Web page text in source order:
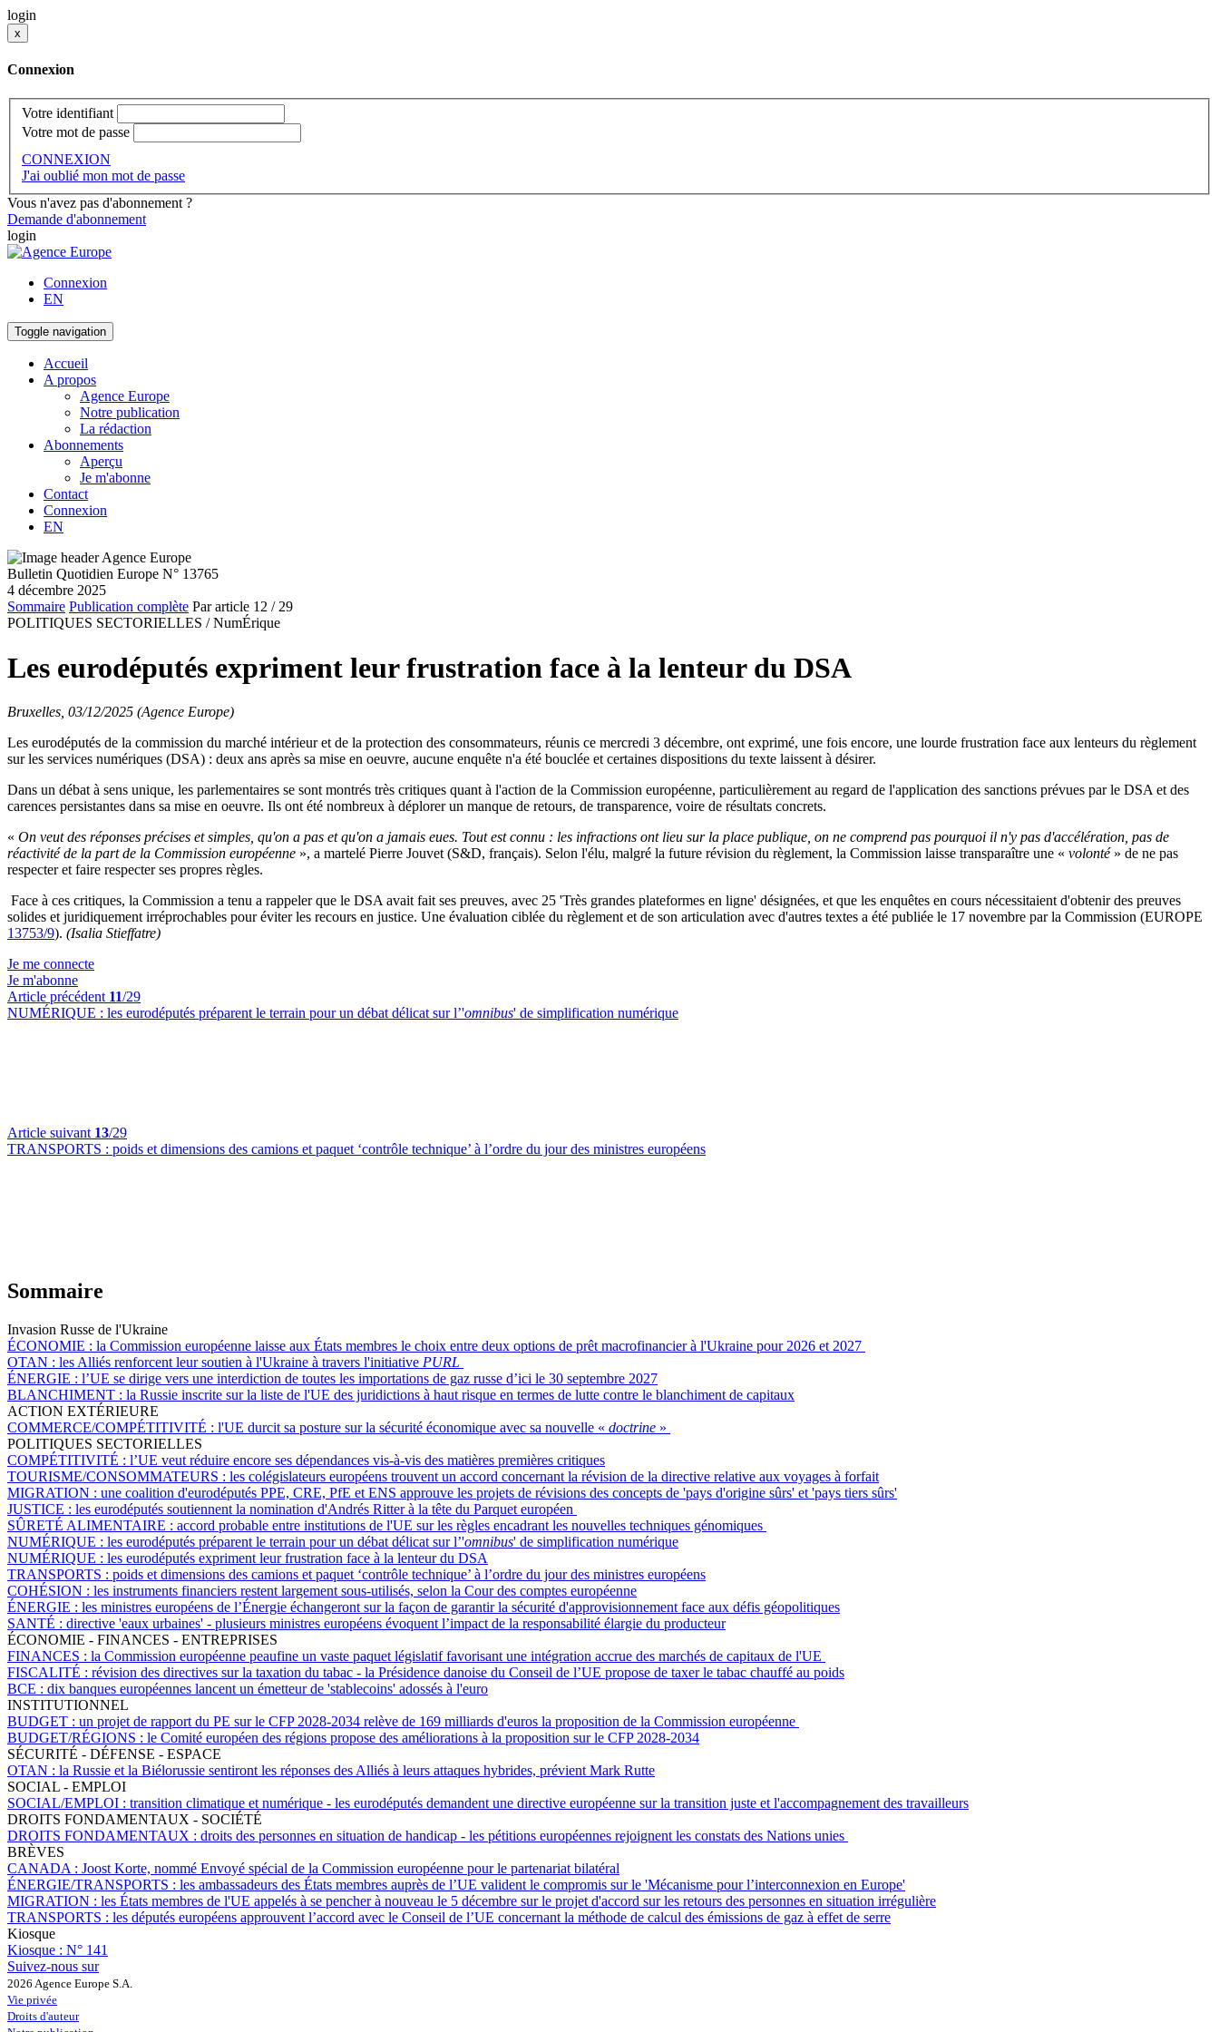
login
x
Connexion
Votre identifiant
Votre mot de passe
CONNEXION
J'ai oublié mon mot de passe
Vous n'avez pas d'abonnement ?
Demande d'abonnement
login
Connexion
EN
Toggle navigation
Accueil
A propos
Agence Europe
Notre publication
La rédaction
Abonnements
Aperçu
Je m'abonne
Contact
Connexion
EN
Bulletin Quotidien Europe N° 13765
4 décembre 2025
Sommaire Publication complète Par article 12 / 29
POLITIQUES SECTORIELLES / NumÉrique
Les eurodéputés expriment leur frustration face à la lenteur du DSA
Bruxelles, 03/12/2025 (Agence Europe)
Les eurodéputés de la commission du marché intérieur et de la protection des consommateurs, réunis ce mercredi 3 décembre, ont exprimé, une fois encore, une lourde frustration face aux lenteurs du règlement
sur les services numériques (DSA) : deux ans après sa mise en oeuvre, aucune enquête n'a été bouclée et certaines dispositions du texte laissent à désirer.
Dans un débat à sens unique, les parlementaires se sont montrés très critiques quant à l'action de la Commission européenne, particulièrement au regard de l'application des sanctions prévues par le DSA et des
carences persistantes dans sa mise en oeuvre. Ils ont été nombreux à déplorer un manque de retours, de transparence, voire de résultats concrets.
« On veut des réponses précises et simples, qu'on a pas et qu'on a jamais eues. Tout est connu : les infractions ont lieu sur la place publique, on ne comprend pas pourquoi il n'y pas d'accélération, pas de
réactivité de la part de la Commission européenne », a martelé Pierre Jouvet (S&D, français). Selon l'élu, malgré la future révision du règlement, la Commission laisse transparaître une « volonté » de ne pas
respecter et faire respecter ses propres règles.
Face à ces critiques, la Commission a tenu a rappeler que le DSA avait fait ses preuves, avec 25 'Très grandes plateformes en ligne' désignées, et que les enquêtes en cours nécessitaient d'obtenir des preuves
solides et juridiquement irréprochables pour éviter les recours en justice. Une évaluation ciblée du règlement et de son articulation avec d'autres textes a été publiée le 17 novembre par la Commission (EUROPE
13753/9). (Isalia Stieffatre)
Je me connecte
Je m'abonne
Article précédent 11/29
NUMÉRIQUE : les eurodéputés préparent le terrain pour un débat délicat sur l’'omnibus' de simplification numérique
Article suivant 13/29
TRANSPORTS : poids et dimensions des camions et paquet ‘contrôle technique’ à l’ordre du jour des ministres européens
Sommaire
Invasion Russe de l'Ukraine
ÉCONOMIE : la Commission européenne laisse aux États membres le choix entre deux options de prêt macrofinancier à l'Ukraine pour 2026 et 2027
OTAN : les Alliés renforcent leur soutien à l'Ukraine à travers l'initiative PURL
ÉNERGIE : l’UE se dirige vers une interdiction de toutes les importations de gaz russe d’ici le 30 septembre 2027
BLANCHIMENT : la Russie inscrite sur la liste de l'UE des juridictions à haut risque en termes de lutte contre le blanchiment de capitaux
ACTION EXTÉRIEURE
COMMERCE/COMPÉTITIVITÉ : l'UE durcit sa posture sur la sécurité économique avec sa nouvelle « doctrine »
POLITIQUES SECTORIELLES
COMPÉTITIVITÉ : l’UE veut réduire encore ses dépendances vis-à-vis des matières premières critiques
TOURISME/CONSOMMATEURS : les colégislateurs européens trouvent un accord concernant la révision de la directive relative aux voyages à forfait
MIGRATION : une coalition d'eurodéputés PPE, CRE, PfE et ENS approuve les projets de révisions des concepts de 'pays d'origine sûrs' et 'pays tiers sûrs'
JUSTICE : les eurodéputés soutiennent la nomination d'Andrés Ritter à la tête du Parquet européen
SÛRETÉ ALIMENTAIRE : accord probable entre institutions de l'UE sur les règles encadrant les nouvelles techniques génomiques
NUMÉRIQUE : les eurodéputés préparent le terrain pour un débat délicat sur l’'omnibus' de simplification numérique
NUMÉRIQUE : les eurodéputés expriment leur frustration face à la lenteur du DSA
TRANSPORTS : poids et dimensions des camions et paquet ‘contrôle technique’ à l’ordre du jour des ministres européens
COHÉSION : les instruments financiers restent largement sous-utilisés, selon la Cour des comptes européenne
ÉNERGIE : les ministres européens de l’Énergie échangeront sur la façon de garantir la sécurité d'approvisionnement face aux défis géopolitiques
SANTÉ : directive 'eaux urbaines' - plusieurs ministres européens évoquent l’impact de la responsabilité élargie du producteur
ÉCONOMIE - FINANCES - ENTREPRISES
FINANCES : la Commission européenne peaufine un vaste paquet législatif favorisant une intégration accrue des marchés de capitaux de l'UE
FISCALITÉ : révision des directives sur la taxation du tabac - la Présidence danoise du Conseil de l’UE propose de taxer le tabac chauffé au poids
BCE : dix banques européennes lancent un émetteur de 'stablecoins' adossés à l'euro
INSTITUTIONNEL
BUDGET : un projet de rapport du PE sur le CFP 2028-2034 relève de 169 milliards d'euros la proposition de la Commission européenne
BUDGET/RÉGIONS : le Comité européen des régions propose des améliorations à la proposition sur le CFP 2028-2034
SÉCURITÉ - DÉFENSE - ESPACE
OTAN : la Russie et la Biélorussie sentiront les réponses des Alliés à leurs attaques hybrides, prévient Mark Rutte
SOCIAL - EMPLOI
SOCIAL/EMPLOI : transition climatique et numérique - les eurodéputés demandent une directive européenne sur la transition juste et l'accompagnement des travailleurs
DROITS FONDAMENTAUX - SOCIÉTÉ
DROITS FONDAMENTAUX : droits des personnes en situation de handicap - les pétitions européennes rejoignent les constats des Nations unies
BRÈVES
CANADA : Joost Korte, nommé Envoyé spécial de la Commission européenne pour le partenariat bilatéral
ÉNERGIE/TRANSPORTS : les ambassadeurs des États membres auprès de l’UE valident le compromis sur le 'Mécanisme pour l’interconnexion en Europe'
MIGRATION : les États membres de l'UE appelés à se pencher à nouveau le 5 décembre sur le projet d'accord sur les retours des personnes en situation irrégulière
TRANSPORTS : les députés européens approuvent l’accord avec le Conseil de l’UE concernant la méthode de calcul des émissions de gaz à effet de serre
Kiosque
Kiosque : N° 141
Suivez-nous sur
2026 Agence Europe S.A.
Vie privée
Droits d'auteur